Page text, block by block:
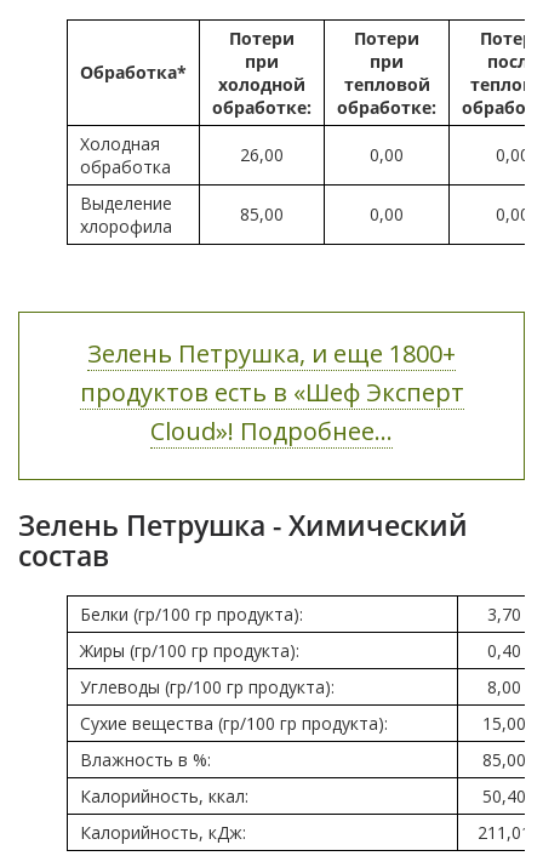
Обработка*
Потери
при
холодной
обработке:
Потери
при
тепловой
обработке:
после
Холодная
обработка
26,00 0,00 0,00
Выделение
хлорофила
85,00 0,00 0,00
Зелень Петрушка, и еще 1800+
продуктов есть в «Шеф Эксперт
Cloud»! Подробнее...
Зелень Петрушка - Химический
состав
Белки (гр/100 гр продукта):
3,70
Жиры (гр/100 гр продукта):
0,40
Углеводы (гр/100 гр продукта):
8,00
Сухие вещества (гр/100 гр продукта):
15,00
Влажность в %:
85,00
Калорийность, ккал:
50,40
Калорийность, кДж:
211,01